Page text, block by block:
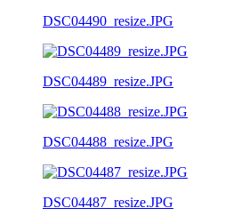
DSC04490_resize.JPG
DSC04489_resize.JPG
DSC04488_resize.JPG
DSC04487_resize.JPG